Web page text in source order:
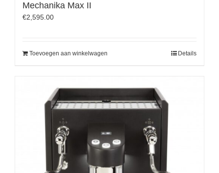
Mechanika Max II
€2,595.00
Toevoegen aan winkelwagen Details